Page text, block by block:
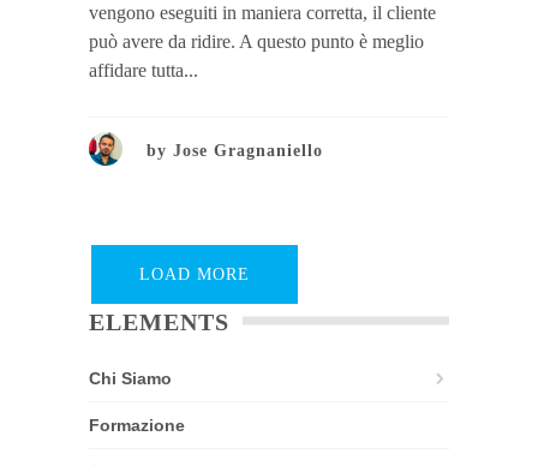
vengono eseguiti in maniera corretta, il cliente
può avere da ridire. A questo punto è meglio
affidare tutta...
by Jose Gragnaniello
LOAD MORE
ELEMENTS
Chi Siamo
Formazione